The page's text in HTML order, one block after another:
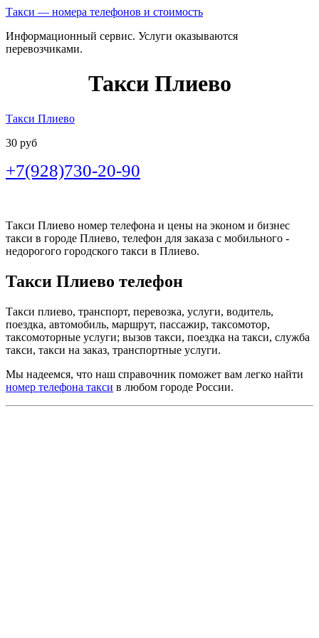
Такси — номера телефонов и стоимость
Информационный сервис. Услуги оказываются
перевозчиками.
Такси Плиево
Такси Плиево
30 руб
+7(928)730-20-90
Такси Плиево номер телефона и цены на эконом и бизнес
такси в городе Плиево, телефон для заказа с мобильного -
недорогого городского такси в Плиево.
Такси Плиево телефон
Такси плиево, транспорт, перевозка, услуги, водитель,
поездка, автомобиль, маршрут, пассажир, таксомотор,
таксомоторные услуги; вызов такси, поездка на такси, служба
такси, такси на заказ, транспортные услуги.
Мы надеемся, что наш справочник поможет вам легко найти
номер телефона такси в любом городе России.